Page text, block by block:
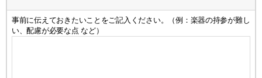
事前に伝えておきたいことをご記入ください。（例：楽器の持参が難し
い、配慮が必要な点 など）